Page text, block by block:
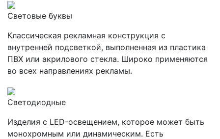
Световые буквы
Классическая рекламная конструкция с
внутренней подсветкой, выполненная из пластика
ПВХ или акрилового стекла. Широко применяются
во всех направлениях рекламы.
Светодиодные
Изделия с LED-освещением, которое может быть
монохромным или динамическим. Есть